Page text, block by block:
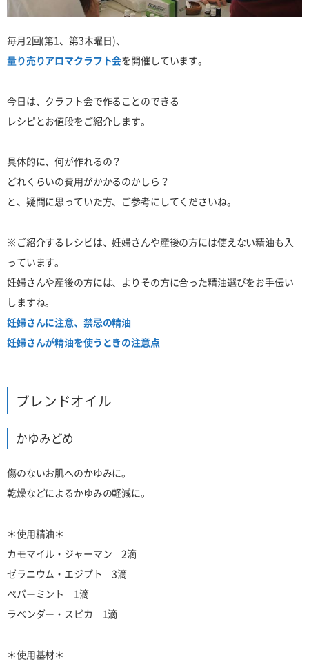
毎月2回(第1、第3木曜日)、
量り売りアロマクラフト会を開催しています。
今日は、クラフト会で作ることのできる
レシピとお値段をご紹介します。
具体的に、何が作れるの？
どれくらいの費用がかかるのかしら？
と、疑問に思っていた方、ご参考にしてくださいね。
※ご紹介するレシピは、妊婦さんや産後の方には使えない精油も入
っています。
妊婦さんや産後の方には、よりその方に合った精油選びをお手伝い
しますね。
妊婦さんに注意、禁忌の精油
妊婦さんが精油を使うときの注意点
ブレンドオイル
かゆみどめ
傷のないお肌へのかゆみに。
乾燥などによるかゆみの軽減に。
＊使用精油＊
カモマイル・ジャーマン 2滴
ゼラニウム・エジプト 3滴
ペパーミント 1滴
ラベンダー・スピカ 1滴
＊使用基材＊